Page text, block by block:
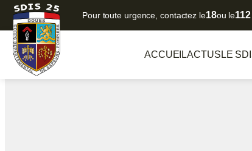
Pour toute urgence, contactez le18ou le112
ACCUEILACTUS LE